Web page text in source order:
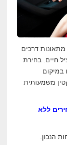
בשנת 2013 נהרגו 52 ילדים מתאונות דרכים
חיים. בחירת
במיקום
משמעותית
ללא